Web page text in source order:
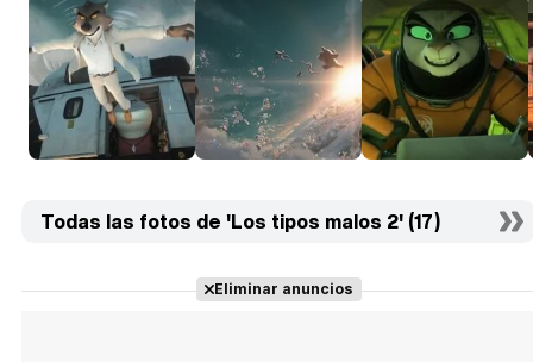
Todas las fotos de 'Los tipos malos 2' (17)
Eliminar anuncios